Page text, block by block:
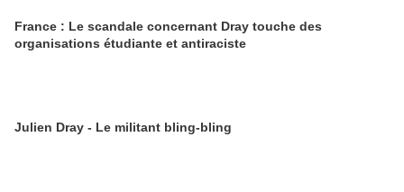
France : Le scandale concernant Dray touche des
organisations étudiante et antiraciste
Julien Dray - Le militant bling-bling